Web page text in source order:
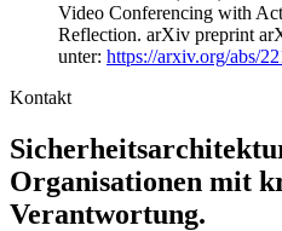
Video Conferencing with
Reflection. arXiv preprint
unter: https://arxiv.org/abs/
Kontakt
Organisationen mit
Verantwortung.